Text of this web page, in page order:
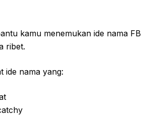
kamu menemukan ide nama FB
ribet.
ide nama yang: